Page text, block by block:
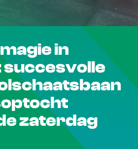
r
d
e
h
in
succesvolle
zaterdag